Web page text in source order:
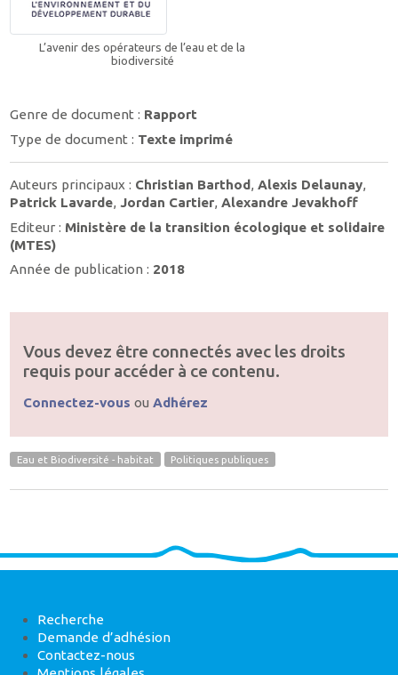
L’avenir des opérateurs de l’eau et de la
biodiversité
Genre de document : Rapport
Type de document : Texte imprimé
Auteurs principaux : Christian Barthod,Alexis Delaunay,
Patrick Lavarde, Jordan Cartier,Alexandre Jevakhoff
Editeur : Ministère de la transition écologique et solidaire
(MTES)
Année de publication : 2018
Vous devez être connectés avec les droits
requis pour accéder à ce contenu.
Connectez-vous ouAdhérez
Eau et Biodiversité - habitat Politiques publiques
Recherche
Demande d’adhésion
Contactez-nous